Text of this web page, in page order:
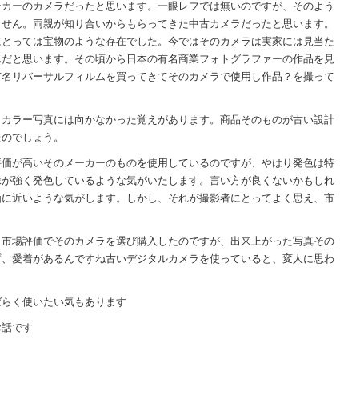
ーのカメラだったと思います。一眼レフでは無いのですが、そのよう
ん。両親が知り合いからもらってきた中古カメラだったと思います。
っては宝物のような存在でした。今ではそのカメラは実家には見当た
と思います。その頃から日本の有名商業フォトグラファーの作品を見
リバーサルフィルムを買ってきてそのカメラで使用し作品？を撮って
ラー写真には向かなかった覚えがあります。商品そのものが古い設計
でしょう。
が高いそのメーカーのものを使用しているのですが、やはり発色は特
強く発色しているような気がいたします。言い方が良くないかもしれ
近いような気がします。しかし、それが撮影者にとってよく思え、市
場評価でそのカメラを選び購入したのですが、出来上がった写真その
愛着があるんですね古いデジタルカメラを使っていると、変人に思わ
く使いたい気もあります
です